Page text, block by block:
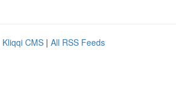
Kliqqi CMS | All RSS Feeds